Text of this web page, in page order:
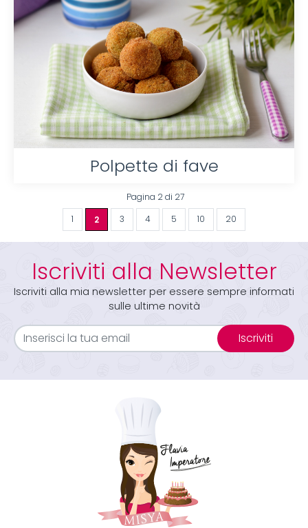
Polpette di fave
Pagina 2 di 27
1 2 3 4 5 10 20
Iscriviti alla Newsletter
Iscriviti alla mia newsletter per essere sempre informati
sulle ultime novità
Iscriviti